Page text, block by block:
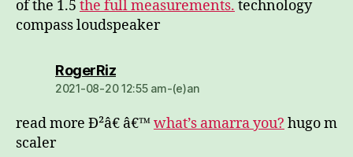
of the 1.5 the full measurements. technology
compass loudspeaker
RogerRizdio:
2021-08-20 12:55 am-(e)an
read more Ð²â€ â€™what’s amarra you? hugo m
scaler